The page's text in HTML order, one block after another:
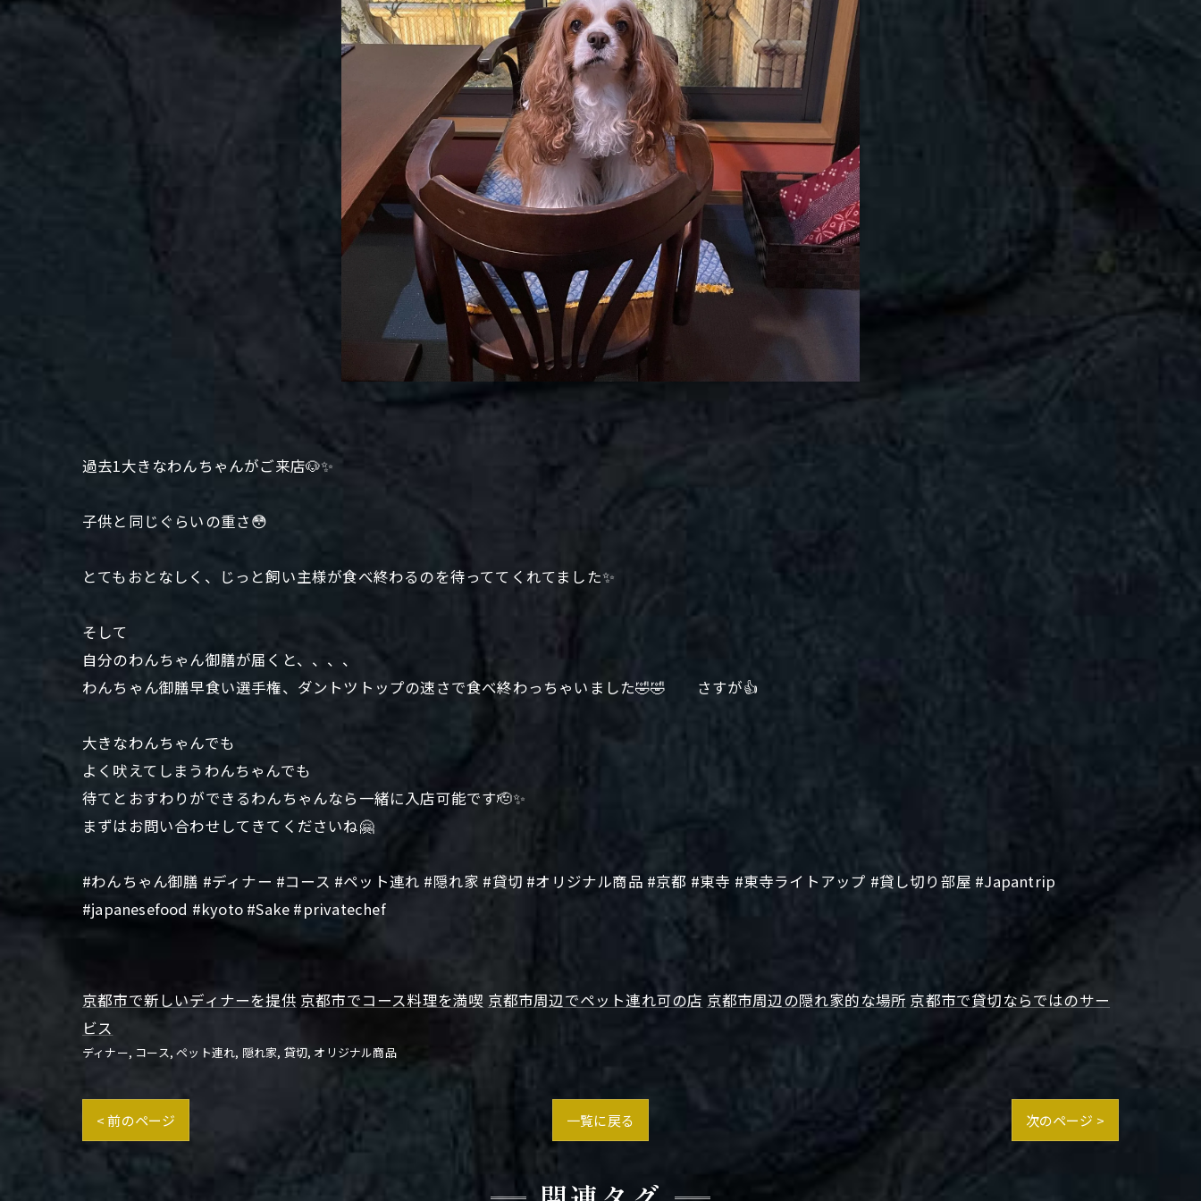
過去1大きなわんちゃんがご来店🐶✨
子供と同じぐらいの重さ😳
とてもおとなしく、じっと飼い主様が食べ終わるのを待っててくれてました✨
そして
自分のわんちゃん御膳が届くと、、、、
わんちゃん御膳早食い選手権、ダントツトップの速さで食べ終わっちゃいました🤣🤣 さすが👍
大きなわんちゃんでも
よく吠えてしまうわんちゃんでも
待てとおすわりができるわんちゃんなら一緒に入店可能です🫡✨
まずはお問い合わせしてきてくださいね🤗
#わんちゃん御膳 #ディナー #コース #ペット連れ #隠れ家 #貸切 #オリジナル商品 #京都 #東寺 #東寺ライトアップ #貸し切り部屋 #Japantrip
#japanesefood #kyoto #Sake #privatechef
京都市で新しいディナーを提供 京都市でコース料理を満喫 京都市周辺でペット連れ可の店 京都市周辺の隠れ家的な場所 京都市で貸切ならではのサー
ビス
ディナー コース ペット連れ 隠れ家 貸切 オリジナル商品
< 前のページ 一覧に戻る 次のページ >